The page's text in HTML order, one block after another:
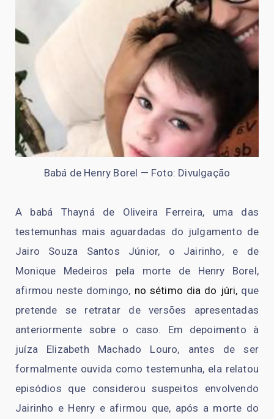
Babá de Henry Borel — Foto: Divulgação
A babá Thayná de Oliveira Ferreira, uma das
testemunhas mais aguardadas do julgamento de
Jairo Souza Santos Júnior, o Jairinho, e de
Monique Medeiros pela morte de Henry Borel,
afirmou neste domingo, no sétimo dia do júri, que
pretende se retratar de versões apresentadas
anteriormente sobre o caso. Em depoimento à
juíza Elizabeth Machado Louro, antes de ser
formalmente ouvida como testemunha, ela relatou
episódios que considerou suspeitos envolvendo
Jairinho e Henry e afirmou que, após a morte do